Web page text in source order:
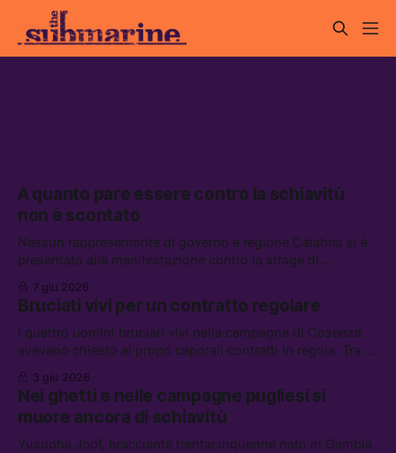
A quanto pare essere contro la schiavitù
non è scontato
Nessun rappresentante di governo e regione Calabria si è
presentato alla manifestazione contro la strage di
usati dalle IDF a Gaza, il rinnovo del taglio delle accise sui
carburanti, e la Terra riflette la luce solare in un modo
strano
7 giu 2026
Bruciati vivi per un contratto regolare
I quattro uomini bruciati vivi nella campagna di Cosenza
avevano chiesto ai propri caporali contratti in regola. Tra le
sempre piú lontano, le poche case del Piano Casa del
governo Meloni, e i batteri nella pancia di Ötzi
3 giu 2026
Nei ghetti e nelle campagne pugliesi si
muore ancora di schiavitù
Yusupha Joof, bracciante trentacinquenne nato in Gambia